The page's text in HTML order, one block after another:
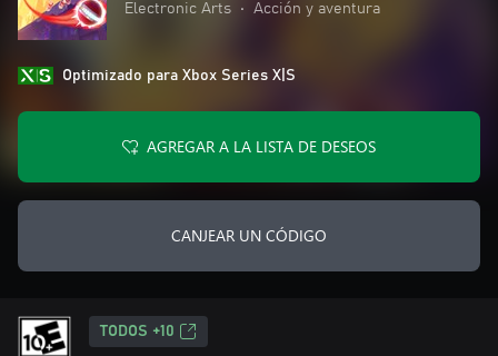
Electronic Arts • Acción y aventura
Optimizado para Xbox Series X|S
AGREGAR A LA LISTA DE DESEOS
CANJEAR UN CÓDIGO
TODOS +10